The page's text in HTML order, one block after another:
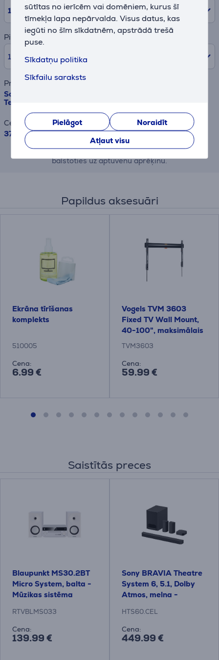
sūtītas no ierīcēm vai domēniem, kurus šī
tīmekļa lapa nepārvalda. Visus datus, kas
iegūti no šīm sīkdatnēm, apstrādā trešā
puse.
Sīkdatņu politika
Sīkfailu saraksts
Pielāgot
Noraidīt
Atļaut visu
10 mēn.
Pirmā iemaksa
10% /379,90 €
Preces nosaukums
Sony Bravia 9 XR90, 85", 4K UHD, Mini-LED, melna -
Televizors
Cena
3799 €
Rezultāts ir informatīvs un veikts,
balstoties uz aptuvenu aprēķinu.
Papildus aksesuāri
Ekrāna tīrīšanas
komplekts
510005
Cena:
6.99 €
Vogels TVM 3603
Fixed TV Wall Mount,
40-100", maksimālais
svars 75 kg, melna -
televizoriem
TVM3603
Cena:
59.99 €
Saistītās preces
Blaupunkt MS30.2BT
Micro System, balta -
Mūzikas sistēma
RTVBLMS033
Cena:
139.99 €
Sony BRAVIA Theatre
System 6, 5.1, Dolby
Atmos, melna -
kinozāle
HTS60.CEL
Cena:
449.99 €